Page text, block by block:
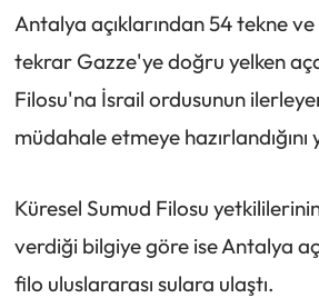
Antalya açıklarından 54 tekne ve
tekrar Gazze'ye doğru yelken
Filosu'na İsrail ordusunun
müdahale etmeye hazırlandığını
Küresel Sumud Filosu
verdiği bilgiye göre ise Antalya
filo uluslararası sulara ulaştı.